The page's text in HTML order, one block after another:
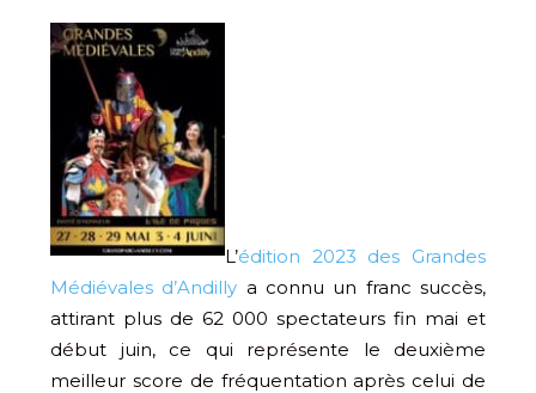
L’édition 2023 des Grandes
Médiévales d’Andilly a connu un franc succès,
attirant plus de 62 000 spectateurs fin mai et
début juin, ce qui représente le deuxième
meilleur score de fréquentation après celui de